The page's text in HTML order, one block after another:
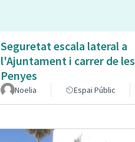
Seguretat escala lateral a
l'Ajuntament i carrer de les
Penyes
Noelia Espai Públic